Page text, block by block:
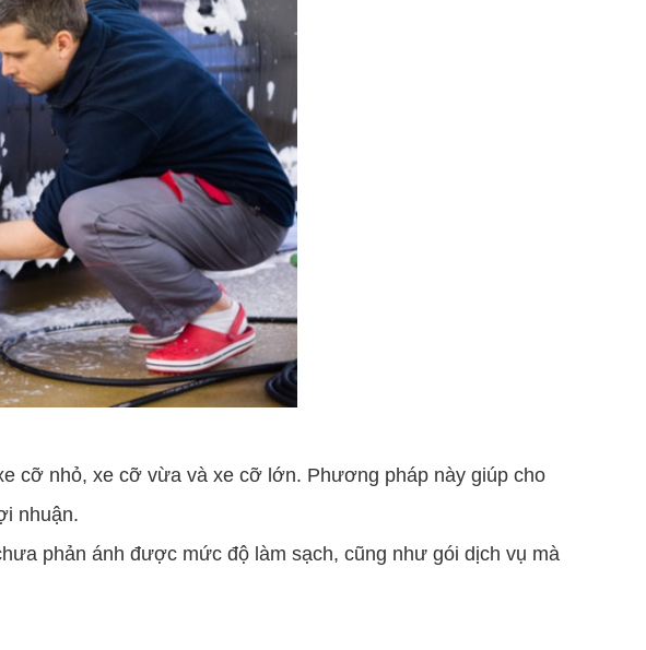
cỡ nhỏ, xe cỡ vừa và xe cỡ lớn. Phương pháp này giúp cho
nhuận.
phản ánh được mức độ làm sạch, cũng như gói dịch vụ mà